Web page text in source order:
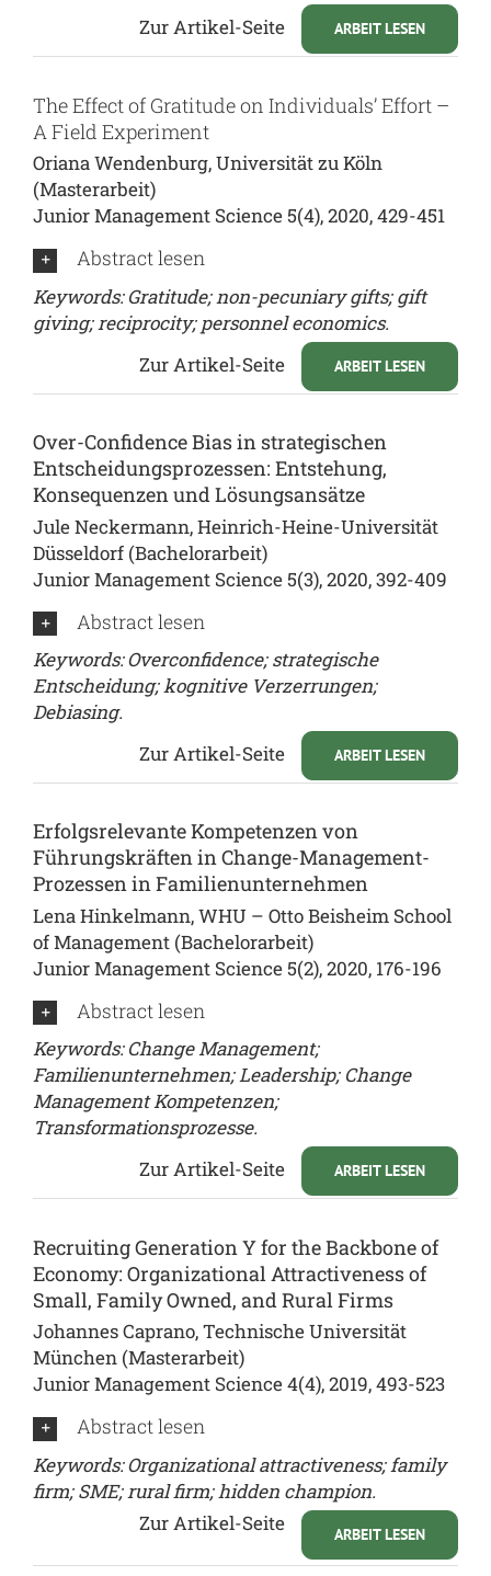
ARBEIT LESEN
Zur Artikel-Seite
The Effect of Gratitude on Individuals’ Effort –
A Field Experiment
Oriana Wendenburg, Universität zu Köln
(Masterarbeit)
Junior Management Science 5(4), 2020, 429-451
Abstract lesen
Keywords:Gratitude; non-pecuniary gifts; gift
giving; reciprocity; personnel economics.
ARBEIT LESEN
Zur Artikel-Seite
Over-Confidence Bias in strategischen
Entscheidungsprozessen: Entstehung,
Konsequenzen und Lösungsansätze
Jule Neckermann, Heinrich-Heine-Universität
Düsseldorf (Bachelorarbeit)
Junior Management Science 5(3), 2020, 392-409
Abstract lesen
Keywords: Overconfidence; strategische
Entscheidung; kognitive Verzerrungen;
Debiasing.
ARBEIT LESEN
Zur Artikel-Seite
Erfolgsrelevante Kompetenzen von
Führungskräften in Change-Management-
Prozessen in Familienunternehmen
Lena Hinkelmann, WHU – Otto Beisheim School
of Management (Bachelorarbeit)
Junior Management Science 5(2), 2020, 176-196
Abstract lesen
Keywords: Change Management;
Familienunternehmen; Leadership; Change
Management Kompetenzen;
Transformationsprozesse.
ARBEIT LESEN
Zur Artikel-Seite
Recruiting Generation Y for the Backbone of
Economy: Organizational Attractiveness of
Small, Family Owned, and Rural Firms
Johannes Caprano, Technische Universität
München (Masterarbeit)
Junior Management Science 4(4), 2019, 493-523
Abstract lesen
Keywords: Organizational attractiveness; family
firm; SME; rural firm; hidden champion.
ARBEIT LESEN
Zur Artikel-Seite